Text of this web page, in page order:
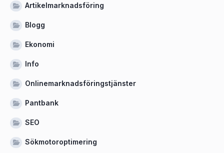
Artikelmarknadsföring
Blogg
Ekonomi
Info
Onlinemarknadsföringstjänster
Pantbank
SEO
Sökmotoroptimering